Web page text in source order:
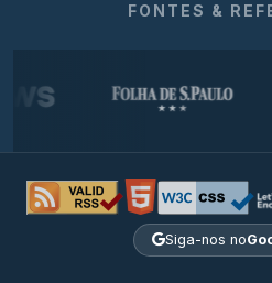
FONTES &
Siga-nos no